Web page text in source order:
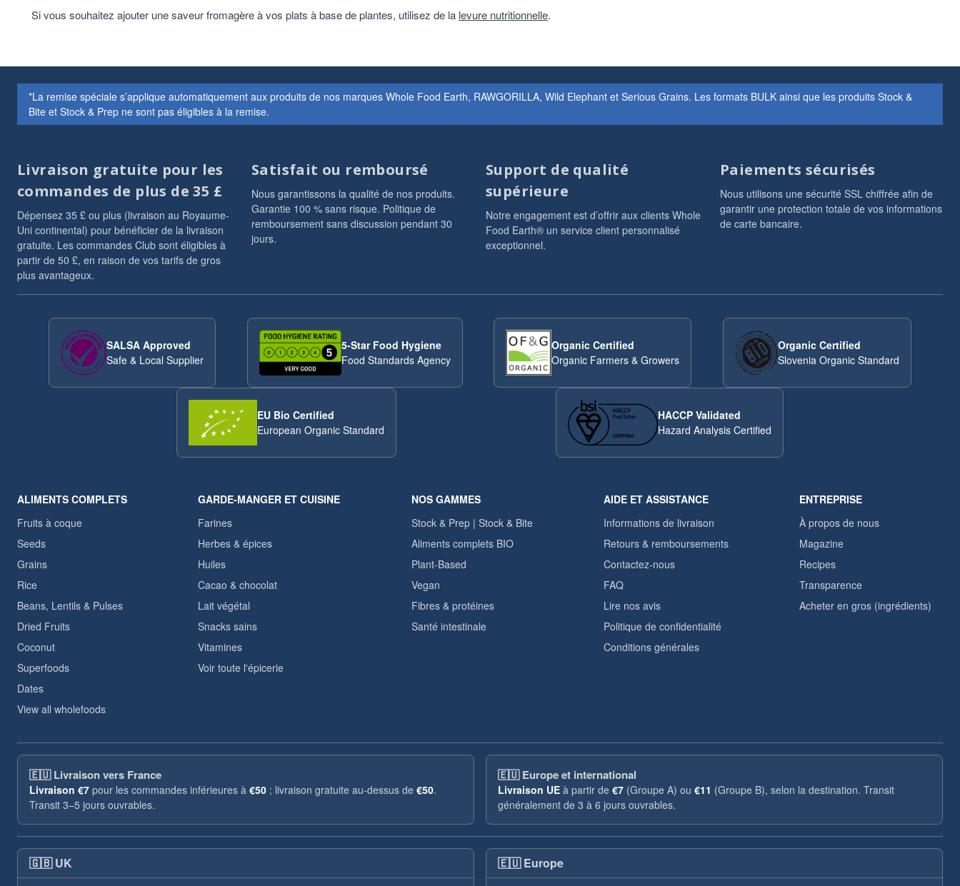
Si vous souhaitez ajouter une saveur fromagère à vos plats à base de plantes, utilisez de la levure nutritionnelle.
*La remise spéciale s’applique automatiquement aux produits de nos marques Whole Food Earth, RAWGORILLA, Wild Elephant et Serious Grains. Les formats BULK ainsi que les produits Stock &
Bite et Stock & Prep ne sont pas éligibles à la remise.
Livraison gratuite pour les
commandes de plus de 35 £
Dépensez 35 £ ou plus (livraison au Royaume-
Uni continental) pour bénéficier de la livraison
gratuite. Les commandes Club sont éligibles à
partir de 50 £, en raison de vos tarifs de gros
plus avantageux.
Satisfait ou remboursé
Nous garantissons la qualité de nos produits.
Garantie 100 % sans risque. Politique de
remboursement sans discussion pendant 30
jours.
Support de qualité
supérieure
Notre engagement est d’offrir aux clients Whole
Food Earth® un service client personnalisé
exceptionnel.
Paiements sécurisés
Nous utilisons une sécurité SSL chiffrée afin de
garantir une protection totale de vos informations
de carte bancaire.
SALSA Approved
Safe & Local Supplier
5-Star Food Hygiene
Food Standards Agency
Organic Certified
Organic Farmers & Growers
Organic Certified
Slovenia Organic Standard
EU Bio Certified
European Organic Standard
HACCP Validated
Hazard Analysis Certified
ALIMENTS COMPLETS
Fruits à coque
Seeds
Grains
Rice
Beans, Lentils & Pulses
Dried Fruits
Coconut
Superfoods
Dates
View all wholefoods
GARDE-MANGER ET CUISINE
Farines
Herbes & épices
Huiles
Cacao & chocolat
Lait végétal
Snacks sains
Vitamines
Voir toute l'épicerie
NOS GAMMES
Stock & Prep | Stock & Bite
Aliments complets BIO
Plant-Based
Vegan
Fibres & protéines
Santé intestinale
AIDE ET ASSISTANCE
Informations de livraison
Retours & remboursements
Contactez-nous
FAQ
Lire nos avis
Politique de confidentialité
Conditions générales
ENTREPRISE
À propos de nous
Magazine
Recipes
Transparence
Acheter en gros (ingrédients)
🇪🇺Livraison vers France
Livraison €7 pour les commandes inférieures à €50 ; livraison gratuite au-dessus de €50.
Transit 3–5 jours ouvrables.
🇪🇺Europe et international
Livraison UE à partir de €7 (Groupe A) ou €11 (Groupe B), selon la destination. Transit
généralement de 3 à 6 jours ouvrables.
🇬🇧 UK 🇪🇺 Europe